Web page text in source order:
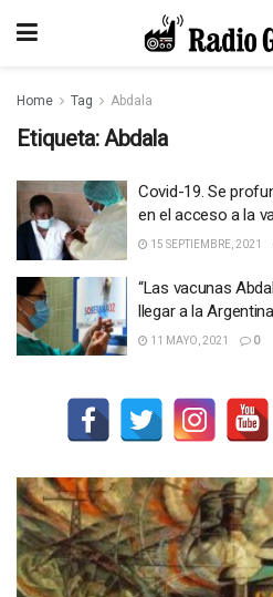
Home Tag Abdala
Etiqueta:Abdala
Covid-19. Se
en el acceso a la
15 SEPTIEMBRE, 2021
“Las vacunas
llegar a la
11 MAYO, 2021 0